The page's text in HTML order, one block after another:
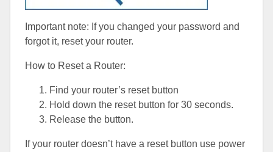
Important note: If you changed your password and
forgot it, reset your router.
How to Reset a Router:
Find your router’s reset button
Hold down the reset button for 30 seconds.
Release the button.
If your router doesn’t have a reset button use power